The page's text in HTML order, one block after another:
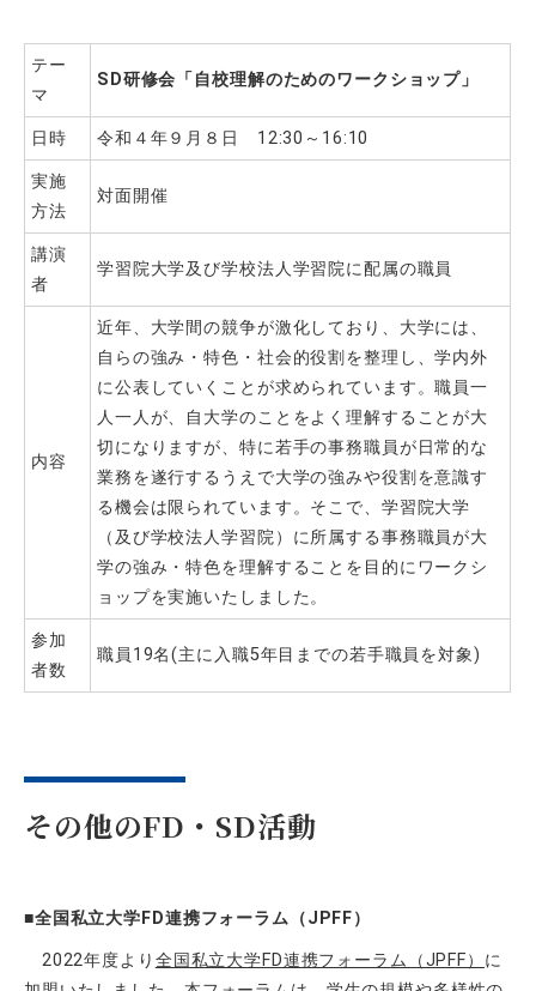
テー
マ
SD研修会「自校理解のためのワークショップ」
日時 令和４年９月８日 12:30～16:10
実施
方法
対面開催
講演
者
学習院大学及び学校法人学習院に配属の職員
内容
近年、大学間の競争が激化しており、大学には、
自らの強み・特色・社会的役割を整理し、学内外
に公表していくことが求められています。職員一
人一人が、自大学のことをよく理解することが大
切になりますが、特に若手の事務職員が日常的な
業務を遂行するうえで大学の強みや役割を意識す
る機会は限られています。そこで、学習院大学
（及び学校法人学習院）に所属する事務職員が大
学の強み・特色を理解することを目的にワークシ
ョップを実施いたしました。
参加
者数
職員19名(主に入職5年目までの若手職員を対象)
その他のFD・SD活動
■全国私立大学 FD連携フォーラム（JPFF）
2022年度より 全国私立大学FD連携フォーラム（JPFF） に